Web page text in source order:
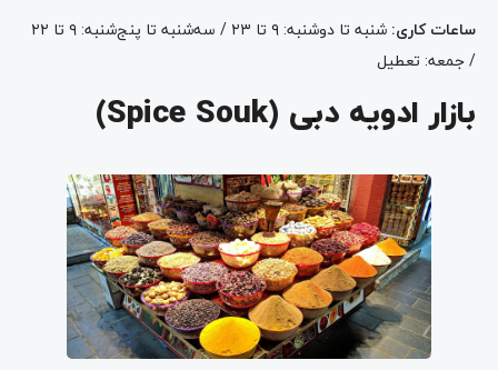
ساعات کاری:
شنبه تا دوشنبه: ۹ تا ۲۳ / سه‌شنبه تا پنج‌شنبه: ۹ تا ۲۲
/ جمعه: تعطیل
بازار ادویه دبی (Spice Souk)